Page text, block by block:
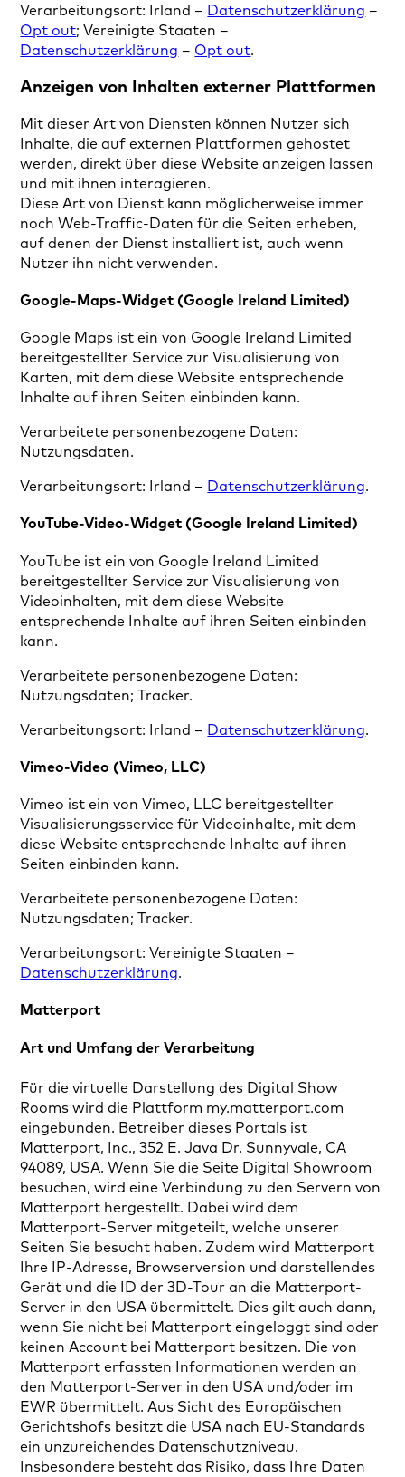
Verarbeitungsort: Irland – Datenschutzerklärung –
Opt out; Vereinigte Staaten –
Datenschutzerklärung – Opt out.
Anzeigen von Inhalten externer Plattformen
Mit dieser Art von Diensten können Nutzer sich
Inhalte, die auf externen Plattformen gehostet
werden, direkt über diese Website anzeigen lassen
und mit ihnen interagieren.
Diese Art von Dienst kann möglicherweise immer
noch Web-Traffic-Daten für die Seiten erheben,
auf denen der Dienst installiert ist, auch wenn
Nutzer ihn nicht verwenden.
Google-Maps-Widget (Google Ireland Limited)
Google Maps ist ein von Google Ireland Limited
bereitgestellter Service zur Visualisierung von
Karten, mit dem diese Website entsprechende
Inhalte auf ihren Seiten einbinden kann.
Verarbeitete personenbezogene Daten:
Nutzungsdaten.
Verarbeitungsort: Irland – Datenschutzerklärung.
YouTube-Video-Widget (Google Ireland Limited)
YouTube ist ein von Google Ireland Limited
bereitgestellter Service zur Visualisierung von
Videoinhalten, mit dem diese Website
entsprechende Inhalte auf ihren Seiten einbinden
kann.
Verarbeitete personenbezogene Daten:
Nutzungsdaten; Tracker.
Verarbeitungsort: Irland – Datenschutzerklärung.
Vimeo-Video (Vimeo, LLC)
Vimeo ist ein von Vimeo, LLC bereitgestellter
Visualisierungsservice für Videoinhalte, mit dem
diese Website entsprechende Inhalte auf ihren
Seiten einbinden kann.
Verarbeitete personenbezogene Daten:
Nutzungsdaten; Tracker.
Verarbeitungsort: Vereinigte Staaten –
Datenschutzerklärung.
Matterport
Art und Umfang der Verarbeitung
Für die virtuelle Darstellung des Digital Show
Rooms wird die Plattform my.matterport.com
eingebunden. Betreiber dieses Portals ist
Matterport, Inc., 352 E. Java Dr. Sunnyvale, CA
94089, USA. Wenn Sie die Seite Digital Showroom
besuchen, wird eine Verbindung zu den Servern von
Matterport hergestellt. Dabei wird dem
Matterport-Server mitgeteilt, welche unserer
Seiten Sie besucht haben. Zudem wird Matterport
Ihre IP-Adresse, Browserversion und darstellendes
Gerät und die ID der 3D-Tour an die Matterport-
Server in den USA übermittelt. Dies gilt auch dann,
wenn Sie nicht bei Matterport eingeloggt sind oder
keinen Account bei Matterport besitzen. Die von
Matterport erfassten Informationen werden an
den Matterport-Server in den USA und/oder im
EWR übermittelt. Aus Sicht des Europäischen
Gerichtshofs besitzt die USA nach EU-Standards
ein unzureichendes Datenschutzniveau.
Insbesondere besteht das Risiko, dass Ihre Daten